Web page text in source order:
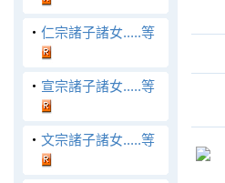
‧ 仁宗諸子諸女.....等
‧ 宣宗諸子諸女.....等
‧ 文宗諸子諸女.....等